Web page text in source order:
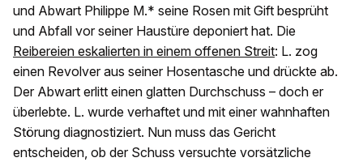
und Abwart Philippe M.* seine Rosen mit Gift besprüht
und Abfall vor seiner Haustüre deponiert hat. Die
Reibereien eskalierten in einem offenen Streit: L. zog
einen Revolver aus seiner Hosentasche und drückte ab.
Der Abwart erlitt einen glatten Durchschuss – doch er
überlebte. L. wurde verhaftet und mit einer wahnhaften
Störung diagnostiziert. Nun muss das Gericht
entscheiden, ob der Schuss versuchte vorsätzliche